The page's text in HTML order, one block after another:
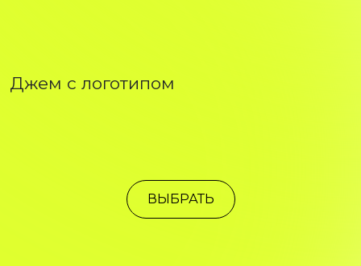
Джем с логотипом
ВЫБРАТЬ